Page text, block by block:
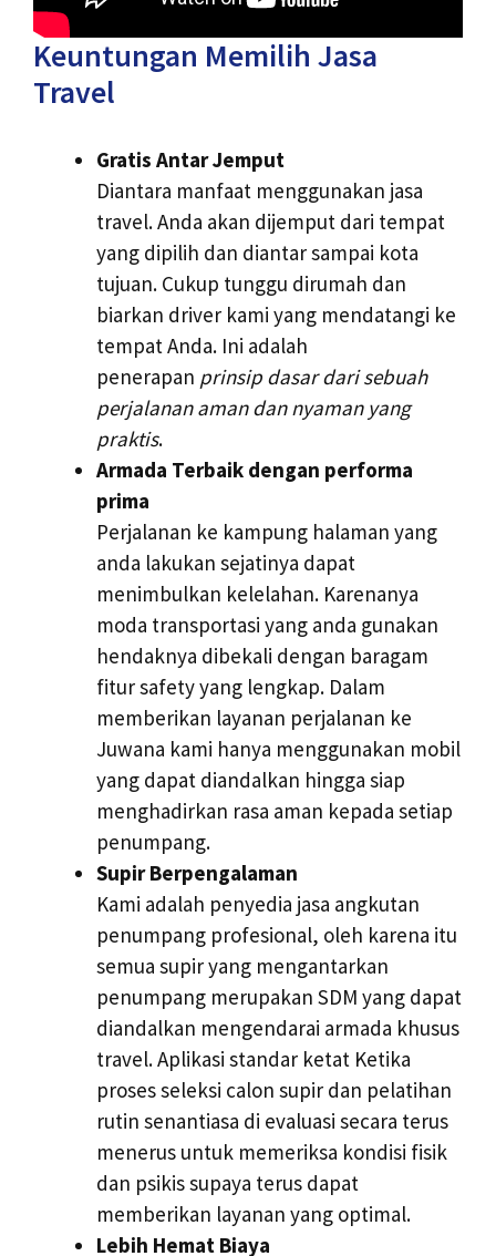
Keuntungan Memilih Jasa
Travel
Gratis Antar Jemput
Diantara manfaat menggunakan jasa
travel. Anda akan dijemput dari tempat
yang dipilih dan diantar sampai kota
tujuan. Cukup tunggu dirumah dan
biarkan driver kami yang mendatangi ke
tempat Anda. Ini adalah
penerapan prinsip dasar dari sebuah
perjalanan aman dan nyaman yang
praktis.
Armada Terbaik dengan performa
prima
Perjalanan ke kampung halaman yang
anda lakukan sejatinya dapat
menimbulkan kelelahan. Karenanya
moda transportasi yang anda gunakan
hendaknya dibekali dengan baragam
fitur safety yang lengkap. Dalam
memberikan layanan perjalanan ke
Juwana kami hanya menggunakan mobil
yang dapat diandalkan hingga siap
menghadirkan rasa aman kepada setiap
penumpang.
Supir Berpengalaman
Kami adalah penyedia jasa angkutan
penumpang profesional, oleh karena itu
semua supir yang mengantarkan
penumpang merupakan SDM yang dapat
diandalkan mengendarai armada khusus
travel. Aplikasi standar ketat Ketika
proses seleksi calon supir dan pelatihan
rutin senantiasa di evaluasi secara terus
menerus untuk memeriksa kondisi fisik
dan psikis supaya terus dapat
memberikan layanan yang optimal.
Lebih Hemat Biaya